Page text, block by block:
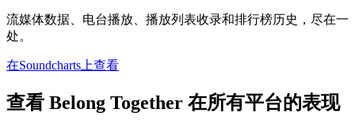
流媒体数据、电台播放、播放列表收录和排行榜历史，尽在一
处。
在Soundcharts上查看
查看 Belong Together 在所有平台的表现